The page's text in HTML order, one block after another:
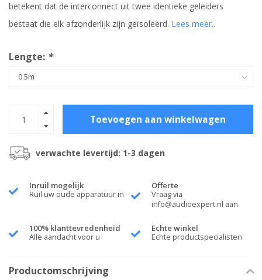
betekent dat de interconnect uit twee identieke geleiders
bestaat die elk afzonderlijk zijn geïsoleerd. Lees meer..
Lengte: *
Toevoegen aan winkelwagen
verwachte levertijd: 1-3 dagen
Inruil mogelijk
Ruil uw oude apparatuur in
Offerte
Vraag via
info@audioexpert.nl aan
100% klanttevredenheid
Alle aandacht voor u
Echte winkel
Echte productspecialisten
Productomschrijving